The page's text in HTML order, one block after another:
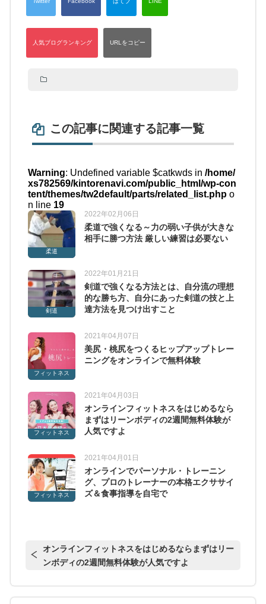
この記事に関連する記事一覧
Warning: Undefined variable $catkwds in /home/
xs782569/kintorenavi.com/public_html/wp-con
tent/themes/tw2default/parts/related_list.phpo
n line 19
柔道
2022年02月06日
柔道で強くなる～力の弱い子供が大きな
相手に勝つ方法 厳しい練習は必要ない
剣道
2022年01月21日
剣道で強くなる方法とは、自分流の理想
的な勝ち方、自分にあった剣道の技と上
達方法を見つけ出すこと
フィットネス
2021年04月07日
美尻・桃尻をつくるヒップアップトレー
ニングをオンラインで無料体験
フィットネス
2021年04月03日
オンラインフィットネスをはじめるなら
まずはリーンボディの2週間無料体験が
人気ですよ
フィットネス
2021年04月01日
オンラインでパーソナル・トレーニン
グ、プロのトレーナーの本格エクササイ
ズ＆食事指導を自宅で
オンラインフィットネスをはじめるならまずはリー
ンボディの2週間無料体験が人気ですよ